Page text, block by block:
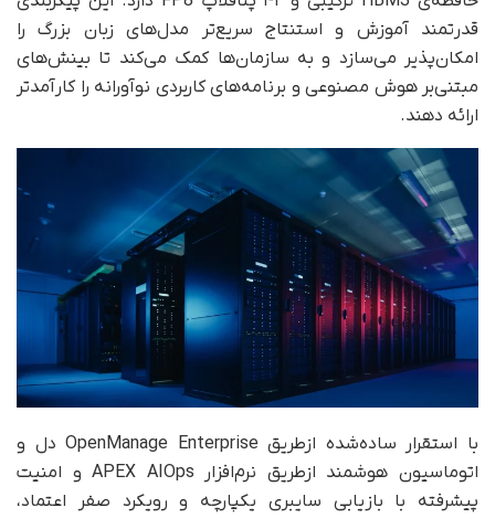
قدرتمند آموزش و استنتاج سریع‌تر مدل‌های زبان بزرگ را
امکان‌پذیر می‌سازد و به سازمان‌ها کمک می‌کند تا بینش‌های
مبتنی‌بر هوش مصنوعی و برنامه‌های کاربردی نوآورانه را کارآمدتر
ارائه دهند.
با استقرار ساده‌شده از‌طریق OpenManage Enterprise دل و
اتوماسیون هوشمند از‌طریق نرم‌افزار APEX AIOps و امنیت
پیشرفته با بازیابی سایبری یکپارچه و رویکرد صفر اعتماد،